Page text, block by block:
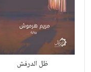
ظل الدرفش